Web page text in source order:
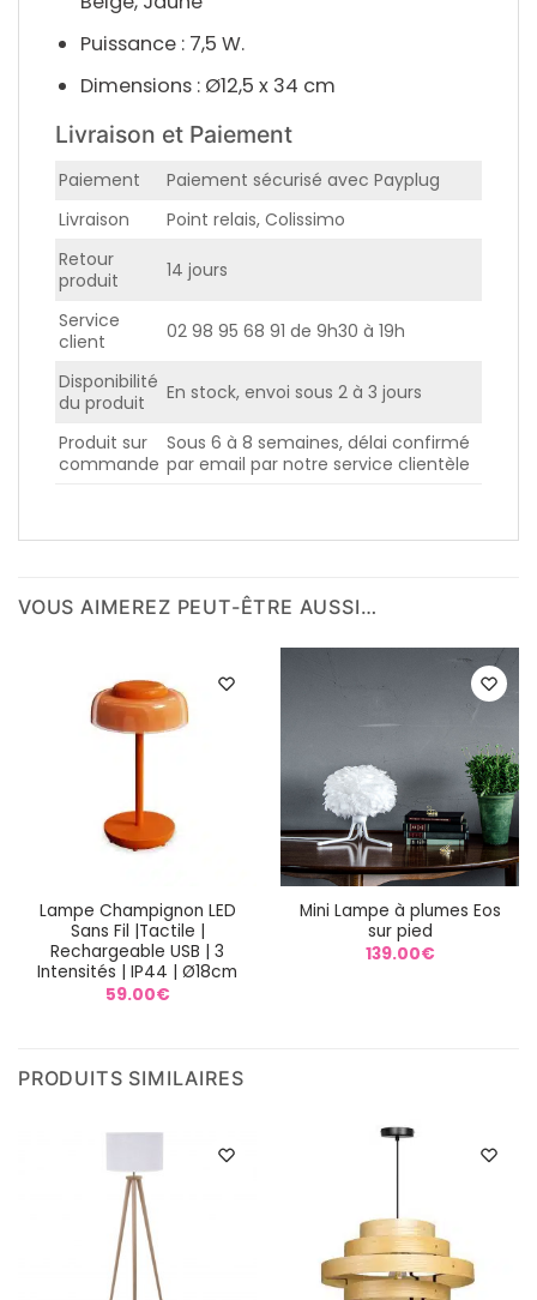
Puissance : 7,5 W.
Dimensions : Ø12,5 x 34 cm
Livraison et Paiement
Paiement
Paiement sécurisé avec Payplug
Livraison
Point relais, Colissimo
Retour
produit
14 jours
Service
client
02 98 95 68 91 de 9h30 à 19h
Disponibilité
du produit
En stock, envoi sous 2 à 3 jours
Produit sur
commande
Sous 6 à 8 semaines, délai confirmé
par email par notre service clientèle
VOUS AIMEREZ PEUT-ÊTRE AUSSI…
Lampe Champignon LED
Sans Fil |Tactile |
Rechargeable USB | 3
Intensités | IP44 | Ø18cm
59.00€
Mini Lampe à plumes Eos
sur pied
139.00€
PRODUITS SIMILAIRES